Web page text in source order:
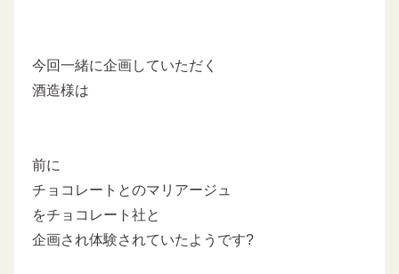
今回一緒に企画していただく
酒造様は
前に
チョコレートとのマリアージュ
をチョコレート社と
企画され体験されていたようです?